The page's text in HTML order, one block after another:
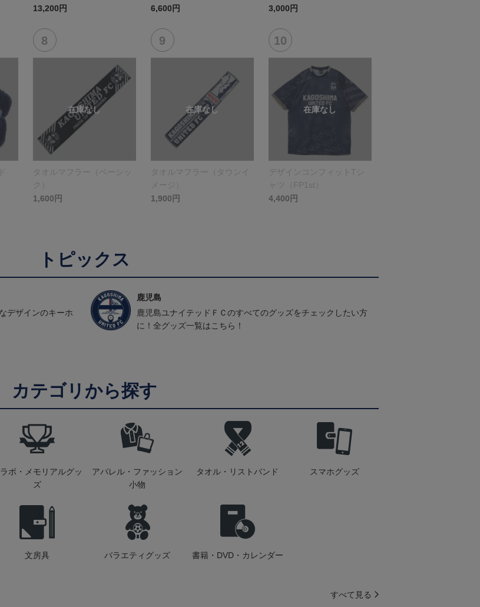
センティックユニフォーム
13,200円 6,600円 3,000円
タオルマフラー（ベーシッ
ク）
1,600円
タオルマフラー（タウンイ
メージ）
1,900円
デザインコンフィットTシ
ャツ（FP1st）
4,400円
トピックス
デザインのキーホ
鹿児島
鹿児島ユナイテッドＦＣのすべてのグッズをチェックしたい方
に！全グッズ一覧はこちら！
カテゴリから探す
ボ・メモリアルグッ
ズ
アパレル・ファッション
小物
タオル・リストバンド スマホグッズ
文房具 バラエティグッズ 書籍・DVD・カレンダー
すべて見る